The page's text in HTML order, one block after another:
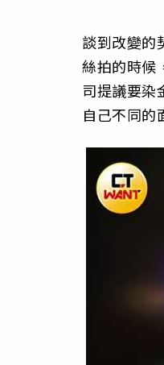
談到改變的
絲拍的時候
司提議要染
自己不同的